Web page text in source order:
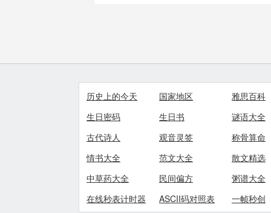
历史上的今天 国家地区
雅思百科
生日密码
生日书
谜语大全
古代诗人
观音灵签
称骨算命
情书大全
范文大全
散文精选
中草药大全
民间偏方
粥谱大全
在线秒表计时器
ASCII码对照表 一帧秒创